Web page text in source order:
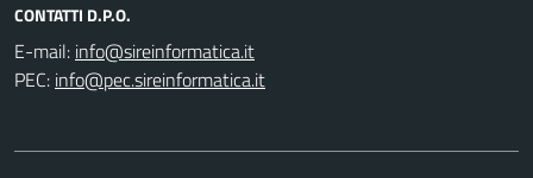
CONTATTI D.P.O.
E-mail:
PEC: